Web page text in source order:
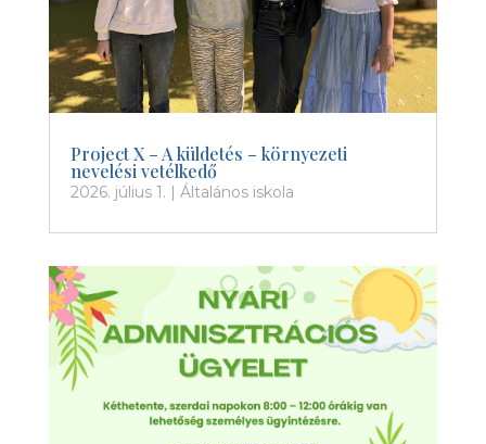
Project X – A küldetés – környezeti
nevelési vetélkedő
2026. július 1. | Általános iskola